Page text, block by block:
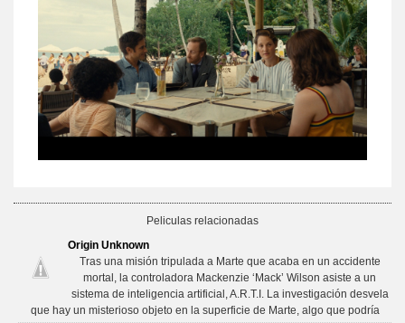
Peliculas relacionadas
Origin Unknown
Tras una misión tripulada a Marte que acaba en un accidente
mortal, la controladora Mackenzie ‘Mack’ Wilson asiste a un
sistema de inteligencia artificial, A.R.T.I. La investigación desvela
que hay un misterioso objeto en la superficie de Marte, algo que podría